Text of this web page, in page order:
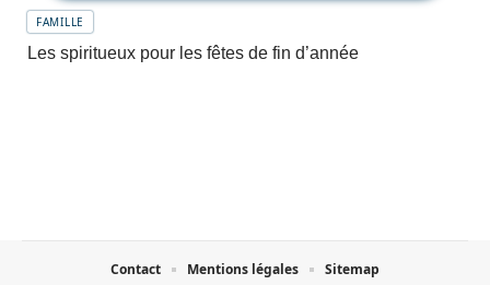
FAMILLE
Les spiritueux pour les fêtes de fin d’année
Contact Mentions légales Sitemap